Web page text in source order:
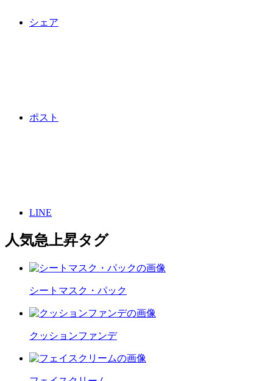
シェア
ポスト
LINE
人気急上昇タグ
シートマスク・パック
クッションファンデ